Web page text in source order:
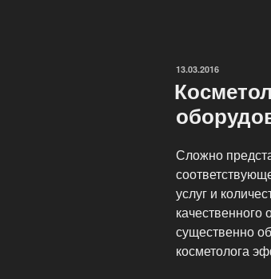
ОПУБЛИКОВАНО
13.03.2016
Сложно
услуг и
качественного
существенно
косметолога